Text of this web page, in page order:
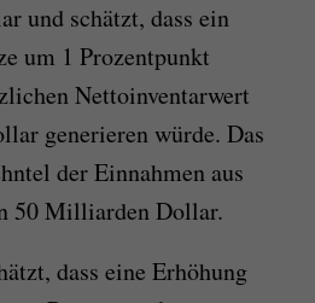
und schätzt, dass ein
um 1 Prozentpunkt
Nettoinventarwert
generieren würde. Das
der Einnahmen aus
50 Milliarden Dollar.
dass eine Erhöhung